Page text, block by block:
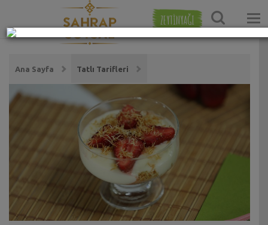
ZEYTİNYAĞI
Ana Sayfa Tatlı Tarifleri